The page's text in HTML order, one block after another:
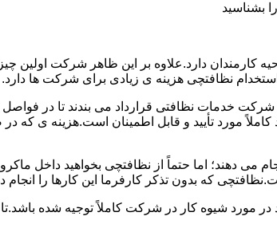
بشناسید
کارمندان دارد.علاوه بر این ظاهر شرکت
نظافتچی هزینه ی زیادی برای شرکت ها دارد.
شرکت خدمات نظافتی قرارداد می بندند تا در
کاملاً مورد تأیید و قابل اطمینان
می دهند؛ اما حتماً از نظافتچی بخواهید داخل
که بدون تذکر کارفرما این کارها را
مورد شیوه کار در شرکت کاملاً توجیه شده